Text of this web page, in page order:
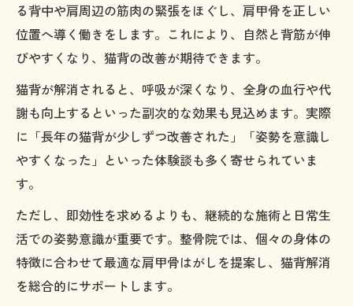
る背中や肩周辺の筋肉の緊張をほぐし、肩甲骨を正しい
位置へ導く働きをします。これにより、自然と背筋が伸
びやすくなり、猫背の改善が期待できます。
猫背が解消されると、呼吸が深くなり、全身の血行や代
謝も向上するといった副次的な効果も見込めます。実際
に「長年の猫背が少しずつ改善された」「姿勢を意識し
やすくなった」といった体験談も多く寄せられていま
す。
ただし、即効性を求めるよりも、継続的な施術と日常生
活での姿勢意識が重要です。整骨院では、個々の身体の
特徴に合わせて最適な肩甲骨はがしを提案し、猫背解消
を総合的にサポートします。